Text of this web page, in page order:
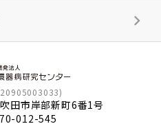
田市岸部新町6番1号
012-545